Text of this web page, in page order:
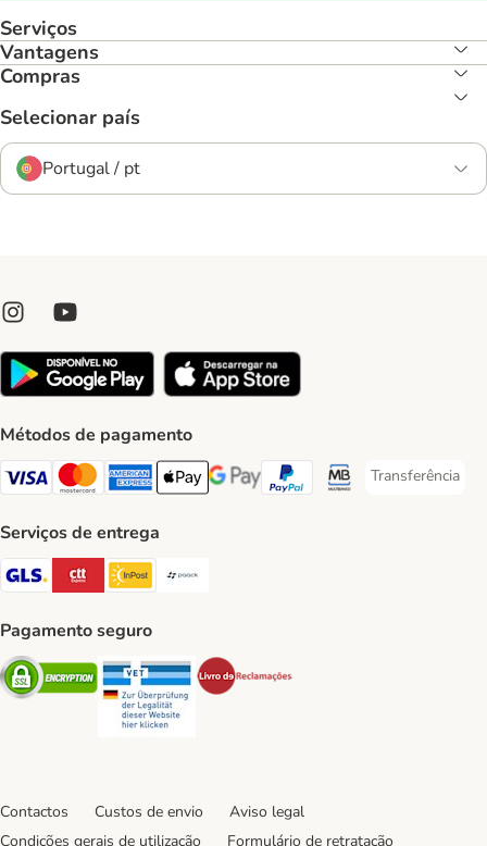
Serviços
Vantagens
Compras
Selecionar país
Portugal / pt
Métodos de pagamento
Visa Payment Method
Mastercard Payment Method
American Express Payment Method
Apple Pay Payment Method
Google Pay Payment Method
PayPal Payment Method
Multibanco Payment
Transferência
Transferência
Serviços de entrega
GLS Shipping Method
CTTExpress Shipping Method
InPost Shipping Method
Pagamento seguro
Security Security
Contactos Custos de envio
Aviso legal
Condições gerais de utilização
Formulário de retratação